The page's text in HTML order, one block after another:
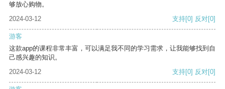
够放心购物。
2024-03-12
支持[0] 反对[0]
游客
这款app的课程非常丰富，可以满足我不同的学习需求，让我能够找到自
己感兴趣的知识。
2024-03-12
支持[0] 反对[0]